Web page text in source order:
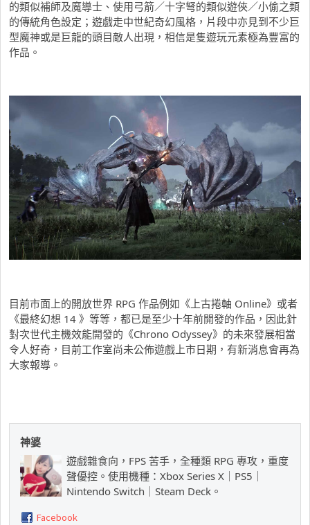
的類似補師及魔導士、使用弓箭／十字弩的類似遊俠／小偷之類
的傳統角色設定；遊戲走中世紀奇幻風格，片段中亦見到不少巨
型魔神或是巨龍的頭目敵人出現，相信是隻遊玩元素極為豐富的
作品。
目前市面上的開放世界 RPG 作品例如《上古捲軸 Online》或者
《最終幻想 14 》等等，都已是至少十年前開發的作品，因此針
對次世代主機效能開發的《Chrono Odyssey》的未來發展相當
令人好奇，目前工作室尚未公佈遊戲上市日期，有新消息會再為
大家報導。
神婆
遊戲雜食向，FPS 苦手，全種類 RPG 專攻，重度
聲優控。使用機種：Xbox Series X｜PS5｜
Nintendo Switch｜Steam Deck。
Facebook